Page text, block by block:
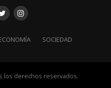
SOCIEDAD
los derechos reservados.